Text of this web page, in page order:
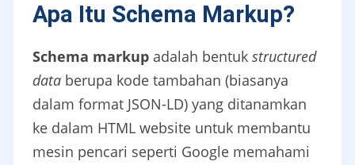
Apa Itu Schema Markup?
Schema markup adalah bentuk structured
data berupa kode tambahan (biasanya
dalam format JSON-LD) yang ditanamkan
ke dalam HTML website untuk membantu
mesin pencari seperti Google memahami